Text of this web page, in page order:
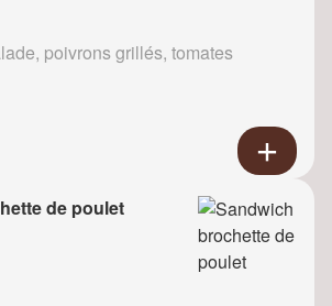
poivrons grillés, tomates
de poulet